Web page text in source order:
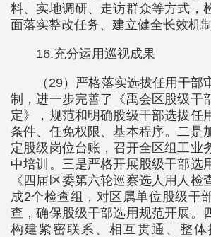
料、实地调研、走访群众等方式，
面落实整改任务、建立健全长效机制
16.充分运用巡视成果
（29）严格落实选拔任用干部
制，进一步完善了《禹会区股级干
定》，规范和明确股级干部选拔任
条件、任免权限、基本程序。二是
定股级岗位台账，召开全区组工业
中培训。三是严格开展股级干部选
《四届区委第六轮巡察选人用人检
成2个检查组，对区属单位股级干
查，确保股级干部选用规范开展。
构建紧密联系、相互贯通、整